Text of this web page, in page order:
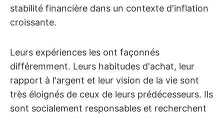
stabilité financière dans un contexte d'inflation
croissante.
Leurs expériences les ont façonnés
différemment. Leurs habitudes d'achat, leur
rapport à l'argent et leur vision de la vie sont
très éloignés de ceux de leurs prédécesseurs. Ils
sont socialement responsables et recherchent